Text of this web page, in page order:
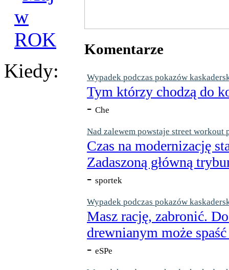
Komentarze
Wypadek podczas pokazów
Tym którzy chodzą do
- Che
Nad zalewem powstaje street workout
Czas na modernizację
Zadaszoną główną
- sportek
Wypadek podczas pokazów
Masz rację, zabronić.
drewnianym może
- eSPe
Kiedy: